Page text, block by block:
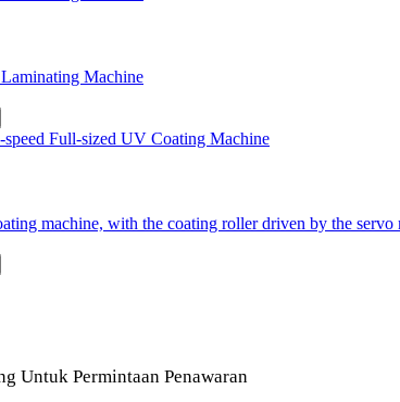
Machine
Full-sized UV Coating Machine
machine, with the coating roller driven by the
Untuk Permintaan Penawaran